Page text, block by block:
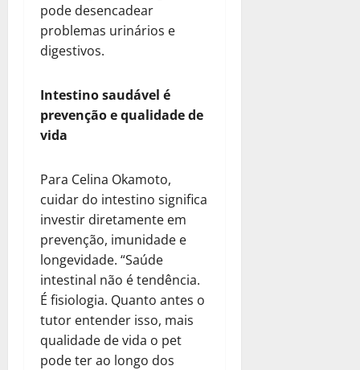
pode desencadear
problemas urinários e
digestivos.
Intestino saudável é
prevenção e qualidade de
vida
Para Celina Okamoto,
cuidar do intestino significa
investir diretamente em
prevenção, imunidade e
longevidade. “Saúde
intestinal não é tendência.
É fisiologia. Quanto antes o
tutor entender isso, mais
qualidade de vida o pet
pode ter ao longo dos